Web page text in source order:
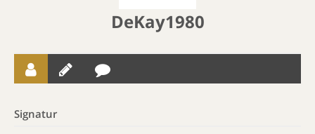
DeKay1980
Signatur